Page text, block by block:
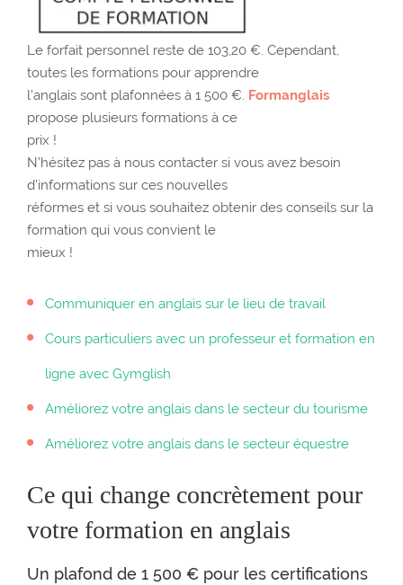
Le forfait personnel reste de 103,20 €. Cependant,
toutes les formations pour apprendre
l’anglais sont plafonnées à 1 500 €. Formanglais
propose plusieurs formations à ce
prix !
N’hésitez pas à nous contacter si vous avez besoin
d’informations sur ces nouvelles
réformes et si vous souhaitez obtenir des conseils sur la
formation qui vous convient le
mieux !
Communiquer en anglais sur le lieu de travail
Cours particuliers avec un professeur et formation en
ligne avec Gymglish
Améliorez votre anglais dans le secteur du tourisme
Améliorez votre anglais dans le secteur équestre
Ce qui change concrètement pour
votre formation en anglais
Un plafond de 1 500 € pour les certifications